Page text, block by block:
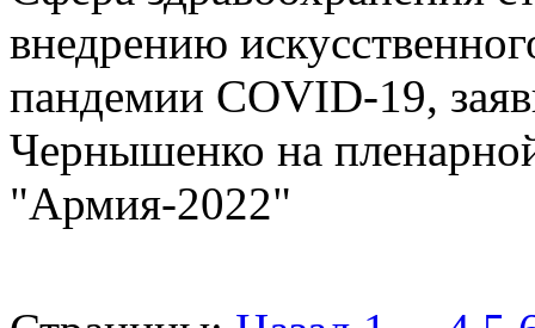
внедрению
пандемии COVID-19,
Чернышенко на
"Армия-2022"